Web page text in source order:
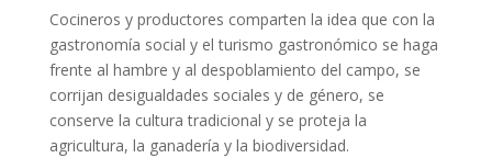
Cocineros y productores comparten la idea que con la
gastronomía social y el turismo gastronómico se haga
frente al hambre y al despoblamiento del campo, se
corrijan desigualdades sociales y de género, se
conserve la cultura tradicional y se proteja la
agricultura, la ganadería y la biodiversidad.